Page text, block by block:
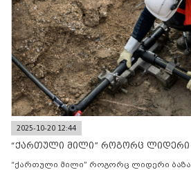
2025-10-20 12:44
“ქართული მილი” როგორც ლიდერი
“ქართული მილი” როგორც ლიდერი